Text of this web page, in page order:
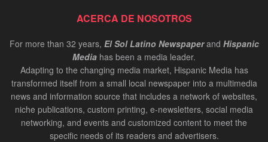
ACERCA DE NOSOTROS
For more than 32 years, El Sol Latino Newspaperand Hispanic
Media has been a media leader.
Adapting to the changing media market, Hispanic Media has
transformed itself from a small local newspaper into a multimedia
news and information source that includes a network of websites,
niche publications, custom printing, e-newsletters, social media
networking, and events and customized content to meet the
specific needs of its readers and advertisers.